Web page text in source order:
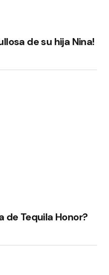
de su hija Nina!
de Tequila Honor?